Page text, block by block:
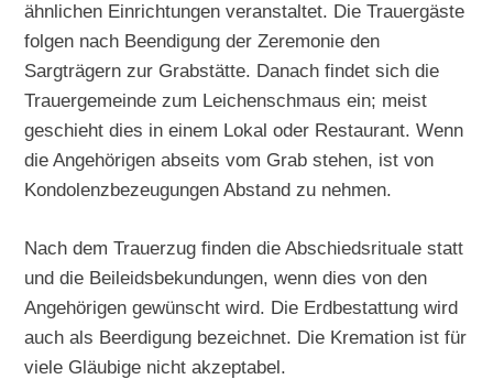
ähnlichen Einrichtungen veranstaltet. Die Trauergäste
folgen nach Beendigung der Zeremonie den
Sargträgern zur Grabstätte. Danach findet sich die
Trauergemeinde zum Leichenschmaus ein; meist
geschieht dies in einem Lokal oder Restaurant. Wenn
die Angehörigen abseits vom Grab stehen, ist von
Kondolenzbezeugungen Abstand zu nehmen.
Nach dem Trauerzug finden die Abschiedsrituale statt
und die Beileidsbekundungen, wenn dies von den
Angehörigen gewünscht wird. Die Erdbestattung wird
auch als Beerdigung bezeichnet. Die Kremation ist für
viele Gläubige nicht akzeptabel.